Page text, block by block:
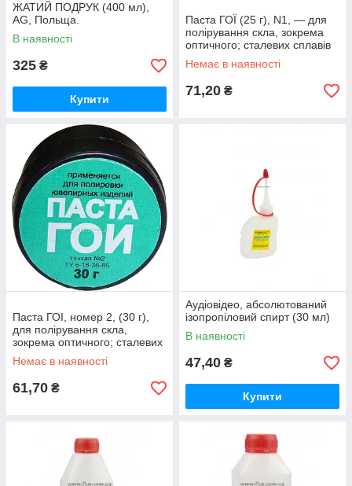
ЖАТИЙ ПОДРУК (400 мл),
AG, Польща.
В наявності
325 ₴
Купити
Паста ГОЇ (25 г), N1, — для
полірування скла, зокрема
оптичного; сталевих сплавів
Немає в наявності
71,20 ₴
Паста ГОІ, номер 2, (30 г),
для полірування скла,
зокрема оптичного; сталевих
сплавів
Немає в наявності
61,70 ₴
Аудіовідео, абсолютований
ізопропіловий спирт (30 мл)
В наявності
47,40 ₴
Купити